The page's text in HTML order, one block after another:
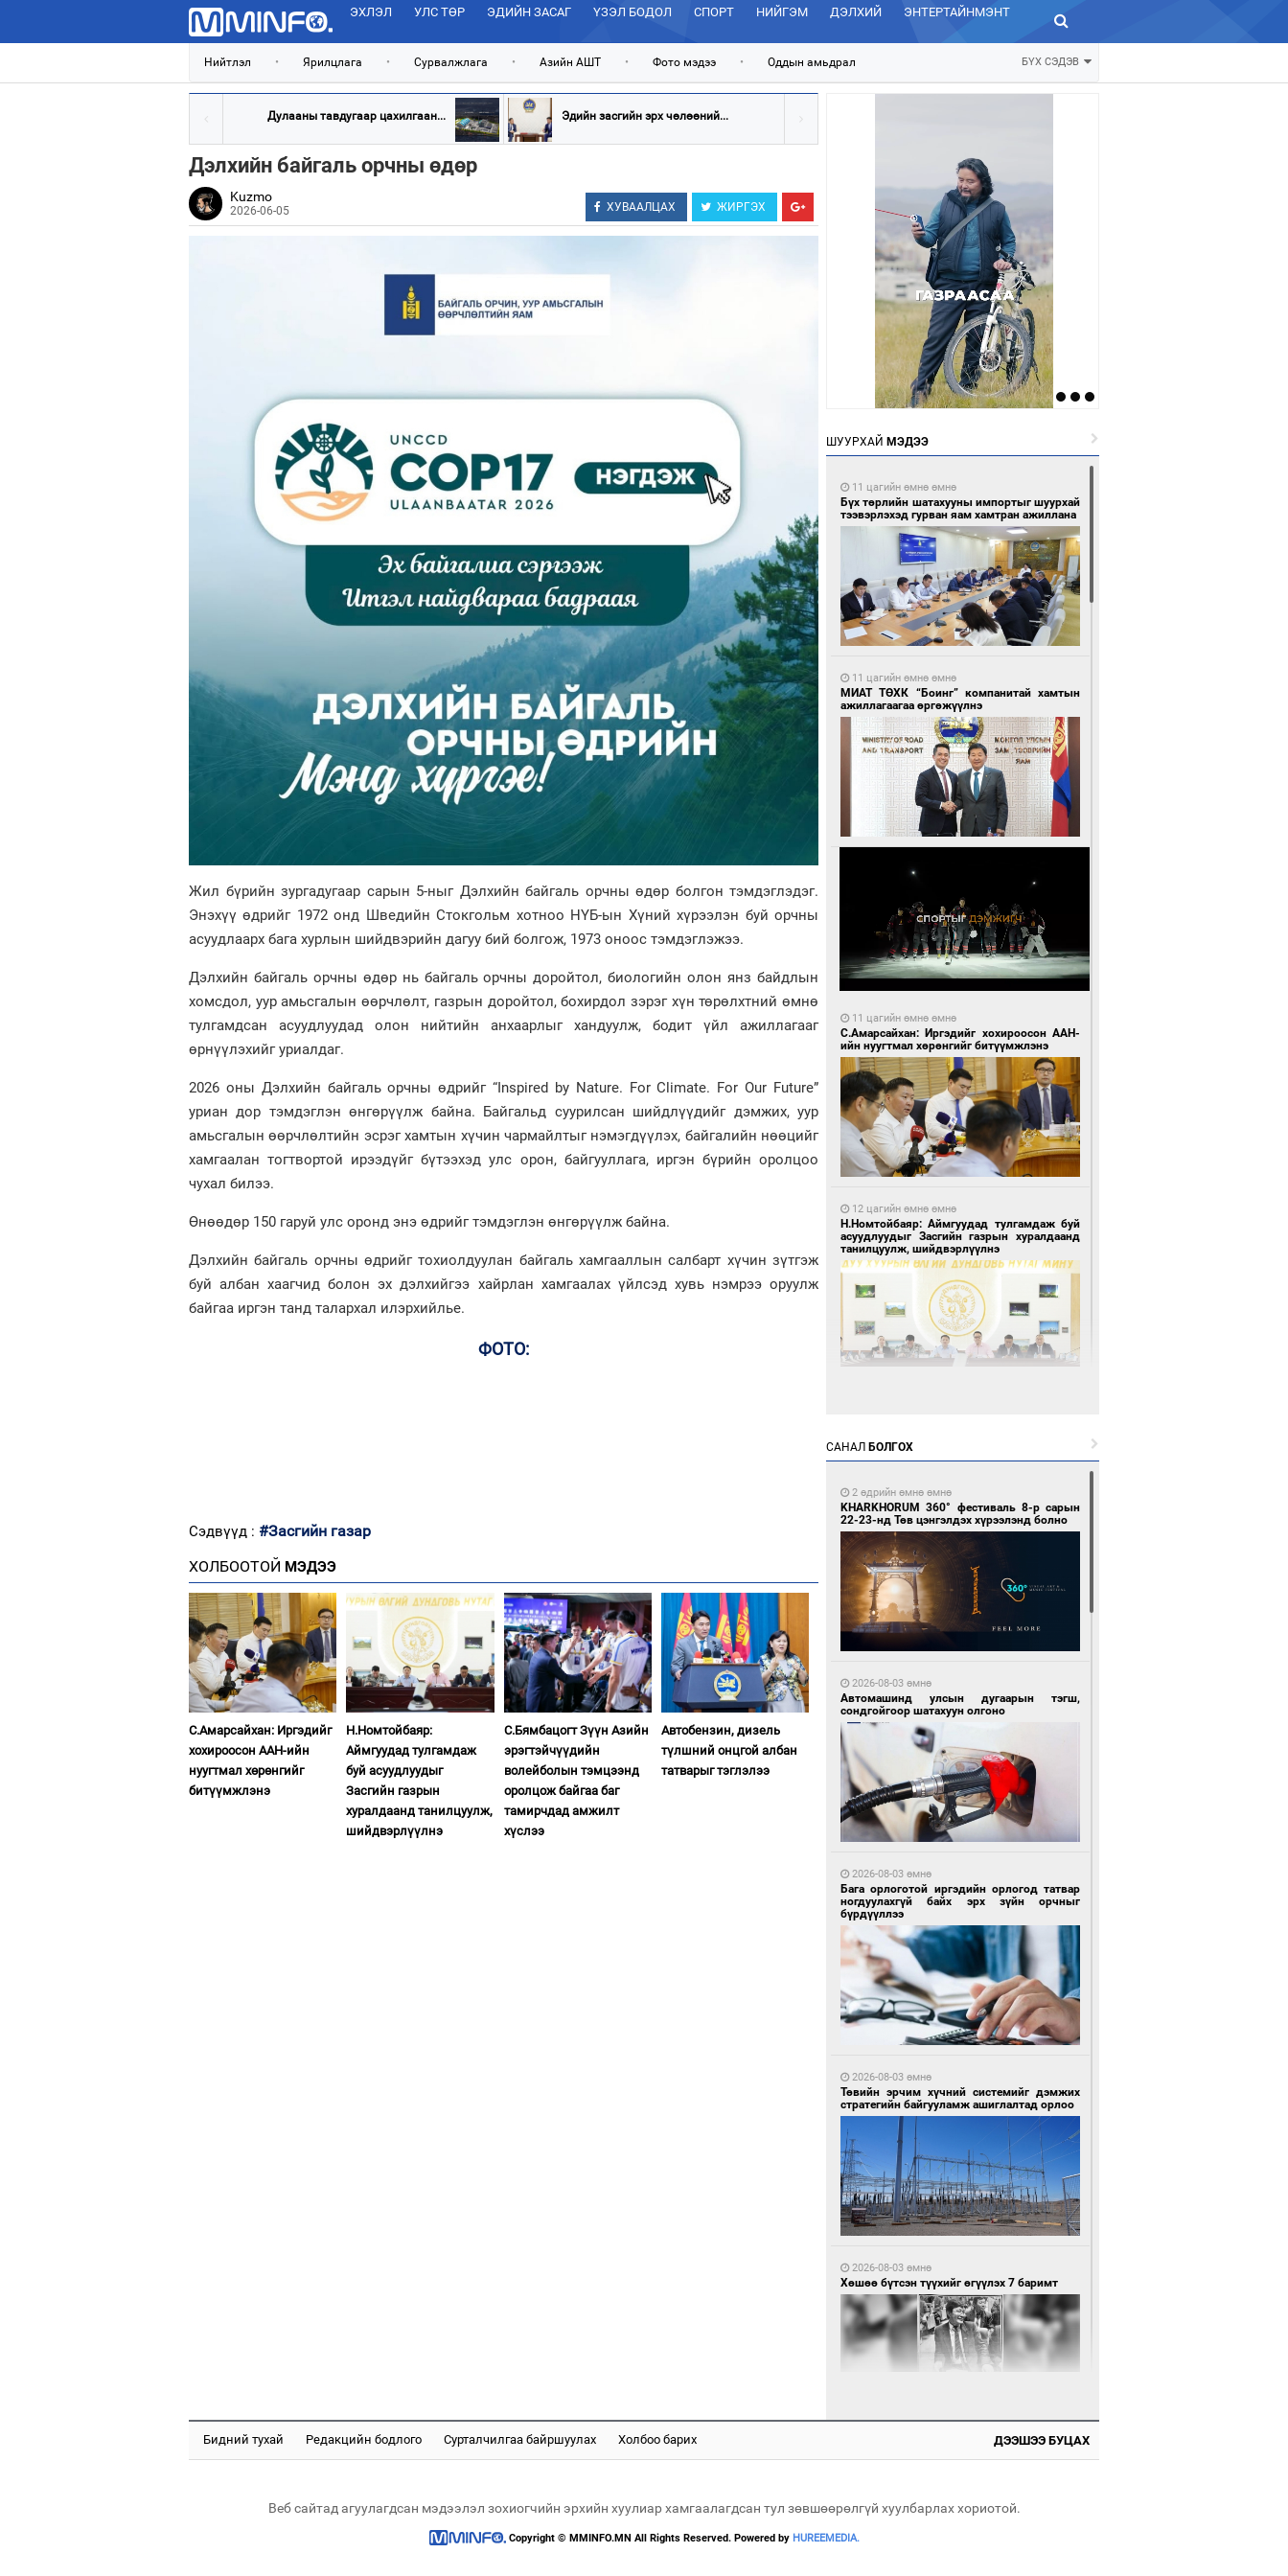
ЭХЛЭЛ УЛС ТӨР ЭДИЙН ЗАСАГ ҮЗЭЛ БОДОЛ СПОРТ НИЙГЭМ ДЭЛХИЙ ЭНТЕРТАЙНМЭНТ ЗУРХАЙ
Нийтлэл • Ярилцлага • Сурвалжлага • Азийн АШТ • Фото мэдээ • Оддын амьдрал БҮХ СЭДЭВ
Дулааны тавдугаар цахилгаан... Эдийн засгийн эрх чөлөөний...
Дэлхийн байгаль орчны өдөр
Kuzmo
2026-06-05 ХУВААЛЦАХ ЖИРГЭХ
Жил бүрийн зургадугаар сарын 5-ныг Дэлхийн байгаль орчны өдөр болгон тэмдэглэдэг.
Энэхүү өдрийг 1972 онд Шведийн Стокгольм хотноо НҮБ-ын Хүний хүрээлэн буй орчны
асуудлаарх бага хурлын шийдвэрийн дагуу бий болгож, 1973 оноос тэмдэглэжээ.
Дэлхийн байгаль орчны өдөр нь байгаль орчны доройтол, биологийн олон янз байдлын
хомсдол, уур амьсгалын өөрчлөлт, газрын доройтол, бохирдол зэрэг хүн төрөлхтний өмнө
тулгамдсан асуудлуудад олон нийтийн анхаарлыг хандуулж, бодит үйл ажиллагааг
өрнүүлэхийг уриалдаг.
2026 оны Дэлхийн байгаль орчны өдрийг “Inspired by Nature. For Climate. For Our Future”
уриан дор тэмдэглэн өнгөрүүлж байна. Байгальд суурилсан шийдлүүдийг дэмжих, уур
амьсгалын өөрчлөлтийн эсрэг хамтын хүчин чармайлтыг нэмэгдүүлэх, байгалийн нөөцийг
хамгаалан тогтвортой ирээдүйг бүтээхэд улс орон, байгууллага, иргэн бүрийн оролцоо
чухал билээ.
Өнөөдөр 150 гаруй улс оронд энэ өдрийг тэмдэглэн өнгөрүүлж байна.
Дэлхийн байгаль орчны өдрийг тохиолдуулан байгаль хамгааллын салбарт хүчин зүтгэж
буй албан хаагчид болон эх дэлхийгээ хайрлан хамгаалах үйлсэд хувь нэмрээ оруулж
байгаа иргэн танд талархал илэрхийлье.
ФОТО:
Сэдвүүд : #Засгийн газар
ХОЛБООТОЙ МЭДЭЭ
С.Амарсайхан: Иргэдийг
хохироосон ААН-ийн
нуугтмал хөрөнгийг
битүүмжлэнэ
Н.Номтойбаяр:
Аймгуудад тулгамдаж
буй асуудлуудыг
Засгийн газрын
хуралдаанд танилцуулж,
шийдвэрлүүлнэ
С.Бямбацогт Зүүн Азийн
эрэгтэйчүүдийн
волейболын тэмцээнд
оролцож байгаа баг
тамирчдад амжилт
хүслээ
Автобензин, дизель
түлшний онцгой албан
татварыг тэглэлээ
ШУУРХАЙ МЭДЭЭ
11 цагийн өмнө өмнө
Бүх төрлийн шатахууны импортыг шуурхай
тээвэрлэхэд гурван яам хамтран ажиллана
11 цагийн өмнө өмнө
МИАТ ТӨХК “Боинг” компанитай хамтын
ажиллагаагаа өргөжүүлнэ
11 цагийн өмнө өмнө
С.Амарсайхан: Иргэдийг хохироосон ААН-
ийн нуугтмал хөрөнгийг битүүмжлэнэ
12 цагийн өмнө өмнө
Н.Номтойбаяр: Аймгуудад тулгамдаж буй
асуудлуудыг Засгийн газрын хуралдаанд
танилцуулж, шийдвэрлүүлнэ
дугаартай автомашинтай иргэдэд шатахуун
олгоно
19 цагийн өмнө өмнө
С.Бямбацогт Зүүн Азийн эрэгтэйчүүдийн
тамирчдад амжилт хүслээ
20 цагийн өмнө өмнө
Согтуугаар тээврийн хэрэгсэл жолоодсон
95 зөрчил бүртгэгдлээ
20 цагийн өмнө өмнө
Автобензин, дизель түлшний онцгой албан
татварыг тэглэлээ
20 цагийн өмнө өмнө
Санхүүгийн хэмнэлтийн горимд эрүүл
мэндийн салбар хамаарахгүй
нээлттэй ил тод болгоно
САНАЛ БОЛГОХ
2 өдрийн өмнө өмнө
KHARKHORUM 360° фестиваль 8-р сарын
22-23-нд Төв цэнгэлдэх хүрээлэнд болно
2026-08-03 өмнө
Автомашинд улсын дугаарын тэгш,
сондгойгоор шатахуун олгоно
2026-08-03 өмнө
Бага орлоготой иргэдийн орлогод татвар
ногдуулахгүй байх эрх зүйн орчныг
бүрдүүллээ
2026-08-03 өмнө
Төвийн эрчим хүчний системийг дэмжих
стратегийн байгууламж ашиглалтад орлоо
2026-08-03 өмнө
Хөшөө бүтсэн түүхийг өгүүлэх 7 баримт
Х.Нямбаатар: Ял авсан мань луйварчин
Бидний тухай Редакцийн бодлого Сурталчилгаа байршуулах Холбоо барих ДЭЭШЭЭ БУЦАХ
Веб сайтад агуулагдсан мэдээлэл зохиогчийн эрхийн хуулиар хамгаалагдсан тул зөвшөөрөлгүй хуулбарлах хориотой.
Copyright © MMINFO.MN All Rights Reserved. Powered by HUREEMEDIA.